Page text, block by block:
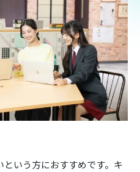
いう方におすすめです。キ